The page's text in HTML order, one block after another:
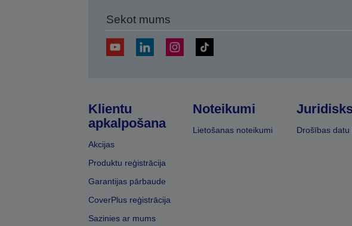
Sekot mums
Klientu
apkalpošana
Akcijas
Produktu reģistrācija
Garantijas pārbaude
CoverPlus reģistrācija
Sazinies ar mums
Noteikumi
Lietošanas noteikumi Drošības datu